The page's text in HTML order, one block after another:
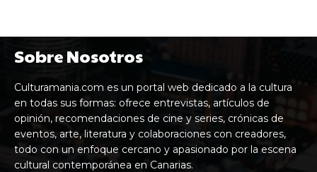
Sobre Nosotros
Culturamania.com es un portal web dedicado a la cultura
en todas sus formas: ofrece entrevistas, artículos de
opinión, recomendaciones de cine y series, crónicas de
eventos, arte, literatura y colaboraciones con creadores,
todo con un enfoque cercano y apasionado por la escena
cultural contemporánea en Canarias.